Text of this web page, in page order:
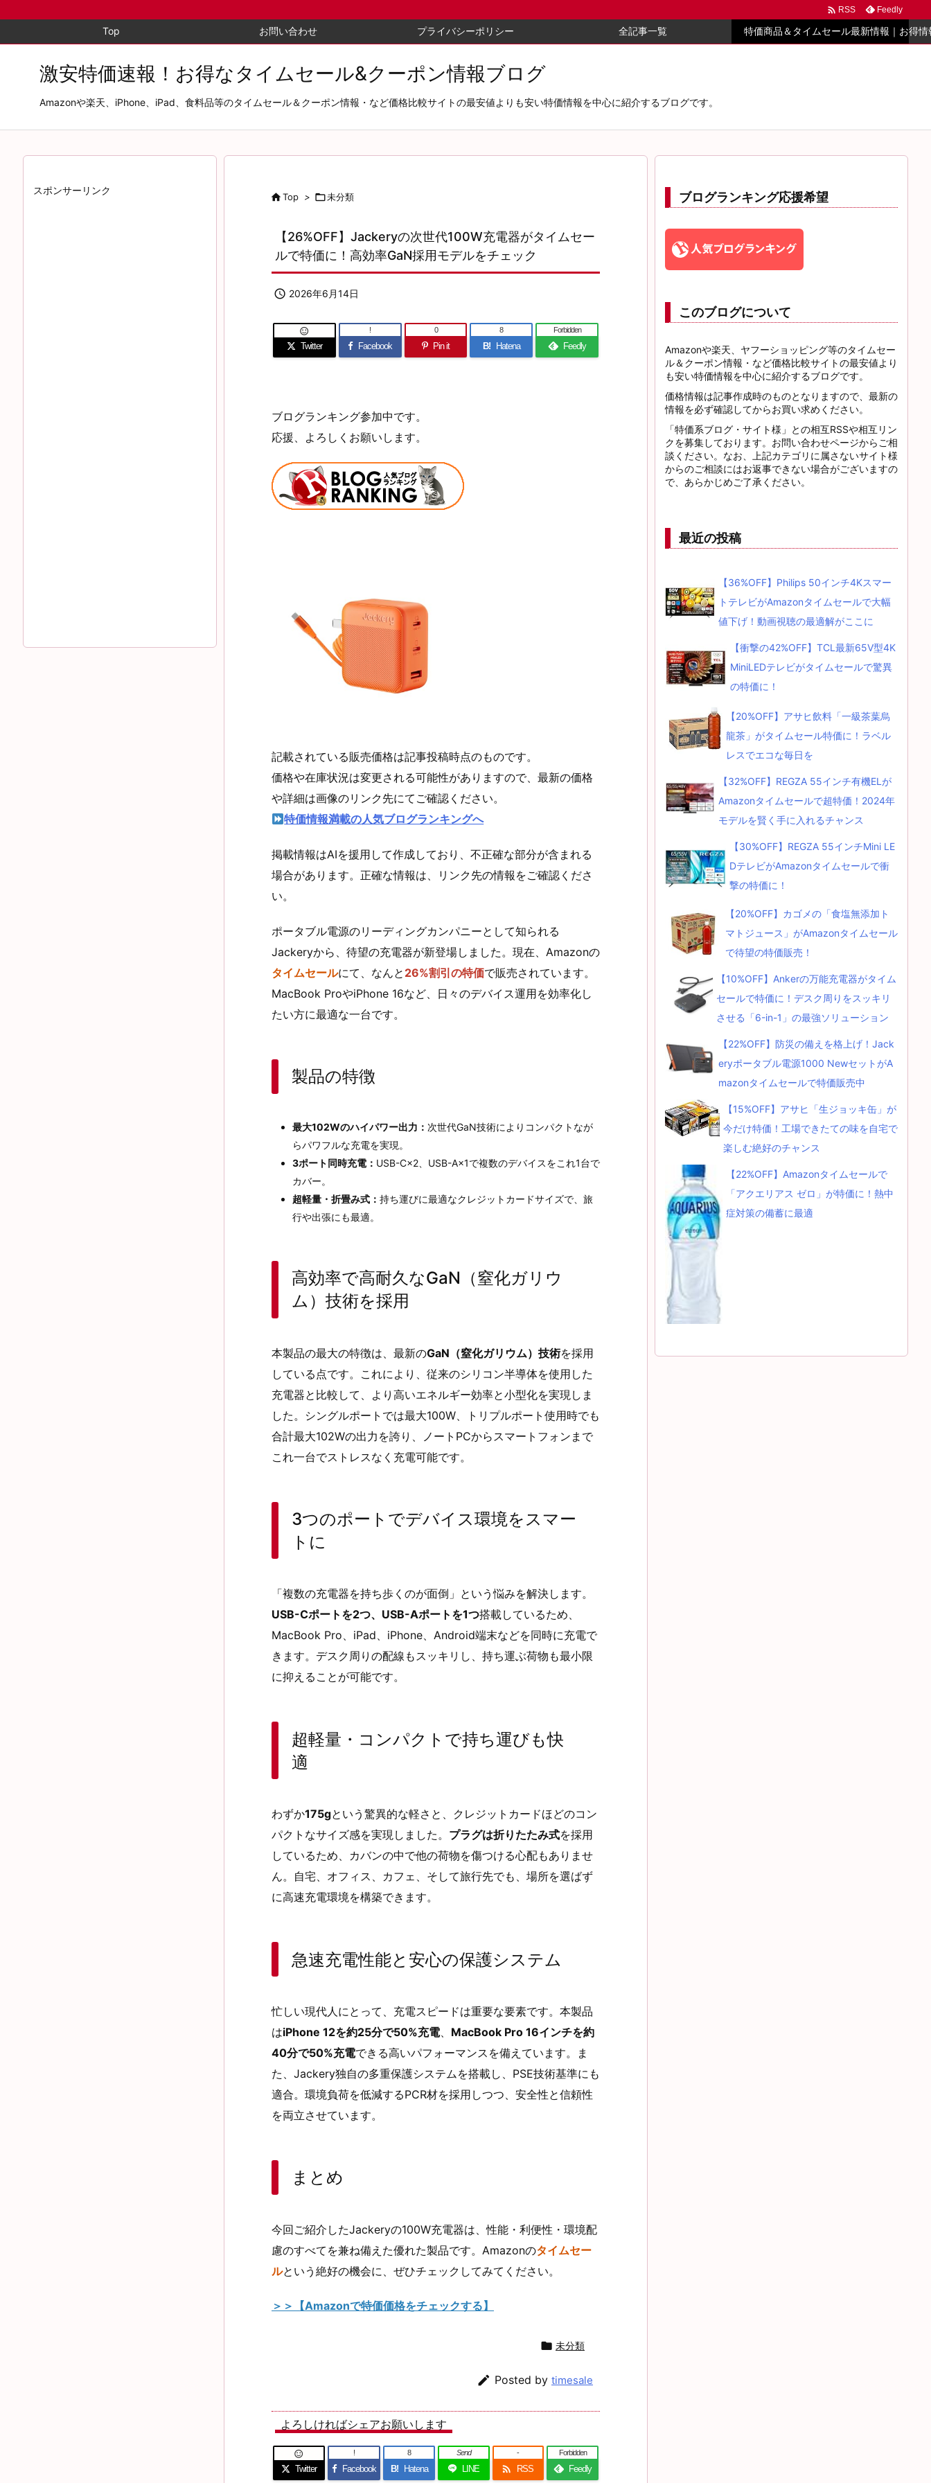
Top お問い合わせ プライバシーポリシー 全記事一覧 特価商品＆タイムセール最新情報｜お得
 RSS Feedly
激安特価速報！お得なタイムセール&クーポン情報ブログ
Amazonや楽天、iPhone、iPad、食料品等のタイムセール＆クーポン情報・など価格比較サイトの最安値よりも安い特価情報を中心に紹介するブログです。
Top > 未分類
【26%OFF】Jackeryの次世代100W充電器がタイムセー
ルで特価に！高効率GaN採用モデルをチェック
 2026年6月14日
Twitter

Facebook
!
Pin it
0
B! Hatena
8
Feedly
Forbidden
ブログランキング参加中です。
応援、よろしくお願いします。
記載されている販売価格は記事投稿時点のものです。
価格や在庫状況は変更される可能性がありますので、最新の価格
や詳細は画像のリンク先にてご確認ください。
特価情報満載の人気ブログランキングへ
掲載情報はAIを援用して作成しており、不正確な部分が含まれる
場合があります。正確な情報は、リンク先の情報をご確認くださ
い。
ポータブル電源のリーディングカンパニーとして知られる
Jackeryから、待望の充電器が新登場しました。現在、Amazonの
タイムセールにて、なんと 26%割引の特価で販売されています。
MacBook ProやiPhone 16など、日々のデバイス運用を効率化し
たい方に最適な一台です。
製品の特徴
最大102Wのハイパワー出力： 次世代GaN技術によりコンパクトなが
らパワフルな充電を実現。
3ポート同時充電： USB-C×2、USB-A×1で複数のデバイスをこれ1台で
カバー。
超軽量・折畳み式： 持ち運びに最適なクレジットカードサイズで、旅
行や出張にも最適。
高効率で高耐久なGaN（窒化ガリウ
ム）技術を採用
本製品の最大の特徴は、最新のGaN（窒化ガリウム）技術を採用
している点です。これにより、従来のシリコン半導体を使用した
充電器と比較して、より高いエネルギー効率と小型化を実現しま
した。シングルポートでは最大100W、トリプルポート使用時でも
合計最大102Wの出力を誇り、ノートPCからスマートフォンまで
これ一台でストレスなく充電可能です。
3つのポートでデバイス環境をスマー
トに
「複数の充電器を持ち歩くのが面倒」という悩みを解決します。
USB-Cポートを2つ、USB-Aポートを1つ搭載しているため、
MacBook Pro、iPad、iPhone、Android端末などを同時に充電で
きます。デスク周りの配線もスッキリし、持ち運ぶ荷物も最小限
に抑えることが可能です。
超軽量・コンパクトで持ち運びも快
適
わずか175gという驚異的な軽さと、クレジットカードほどのコン
パクトなサイズ感を実現しました。 プラグは折りたたみ式を採用
しているため、カバンの中で他の荷物を傷つける心配もありませ
ん。自宅、オフィス、カフェ、そして旅行先でも、場所を選ばず
に高速充電環境を構築できます。
急速充電性能と安心の保護システム
忙しい現代人にとって、充電スピードは重要な要素です。本製品
はiPhone 12を約25分で50%充電、 MacBook Pro 16インチを約
40分で50%充電できる高いパフォーマンスを備えています。ま
た、Jackery独自の多重保護システムを搭載し、PSE技術基準にも
適合。環境負荷を低減するPCR材を採用しつつ、安全性と信頼性
を両立させています。
まとめ
今回ご紹介したJackeryの100W充電器は、性能・利便性・環境配
慮のすべてを兼ね備えた優れた製品です。Amazonのタイムセー
ルという絶好の機会に、ぜひチェックしてみてください。
＞＞【Amazonで特価価格をチェックする】
 未分類
 Posted by timesale
よろしければシェアお願いします
Twitter

Facebook
!
B! Hatena
8
LINE
Send
 RSS
-
Feedly
Forbidden
スポンサーリンク ブログランキング応援希望
このブログについて
Amazonや楽天、ヤフーショッピング等のタイムセー
ル＆クーポン情報・など価格比較サイトの最安値より
も安い特価情報を中心に紹介するブログです。
価格情報は記事作成時のものとなりますので、最新の
情報を必ず確認してからお買い求めください。
「特価系ブログ・サイト様」との相互RSSや相互リン
クを募集しております。お問い合わせページからご相
談ください。なお、上記カテゴリに属さないサイト様
からのご相談にはお返事できない場合がございますの
で、あらかじめご了承ください。
最近の投稿
【36%OFF】Philips 50インチ4Kスマー
トテレビがAmazonタイムセールで大幅
値下げ！動画視聴の最適解がここに
【衝撃の42%OFF】TCL最新65V型4K
MiniLEDテレビがタイムセールで驚異
の特価に！
【20%OFF】アサヒ飲料「一級茶葉烏
龍茶」がタイムセール特価に！ラベル
レスでエコな毎日を
【32%OFF】REGZA 55インチ有機ELが
Amazonタイムセールで超特価！2024年
モデルを賢く手に入れるチャンス
【30%OFF】REGZA 55インチMini LE
DテレビがAmazonタイムセールで衝
撃の特価に！
【20%OFF】カゴメの「食塩無添加ト
マトジュース」がAmazonタイムセール
で待望の特価販売！
【10%OFF】Ankerの万能充電器がタイム
セールで特価に！デスク周りをスッキリ
させる「6-in-1」の最強ソリューション
【22%OFF】防災の備えを格上げ！Jack
eryポータブル電源1000 NewセットがA
mazonタイムセールで特価販売中
【15%OFF】アサヒ「生ジョッキ缶」が
今だけ特価！工場できたての味を自宅で
楽しむ絶好のチャンス
【22%OFF】Amazonタイムセールで
「アクエリアス ゼロ」が特価に！熱中
症対策の備蓄に最適